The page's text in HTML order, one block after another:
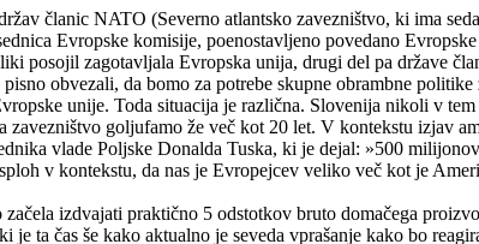
članic NATO (Severno atlantsko zavezništvo, ki ima
Evropske komisije, poenostavljeno povedano
posojil zagotavljala Evropska unija, drugi del pa države
obvezali, da bomo za potrebe skupne obrambne
unije. Toda situacija je različna. Slovenija nikoli v
goljufamo že več kot 20 let. V kontekstu izjav
vlade Poljske Donalda Tuska, ki je dejal: »500
v kontekstu, da nas je Evropejcev veliko več kot je
izdvajati praktično 5 odstotkov bruto domačega
ta čas še kako aktualno je seveda vprašanje kako bo